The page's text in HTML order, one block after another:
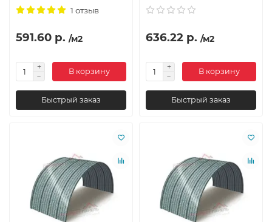
1 отзыв
591.60 р. /м2
В корзину
Быстрый заказ
636.22 р. /м2
В корзину
Быстрый заказ